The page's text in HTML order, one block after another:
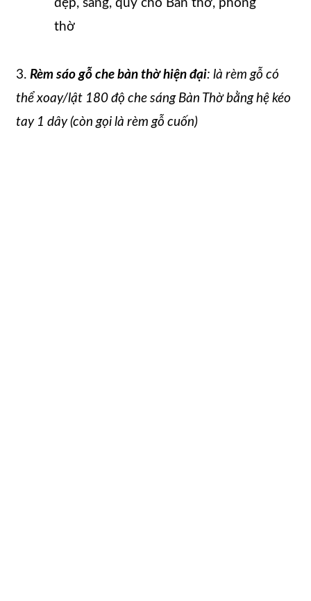
đẹp, sang, quý cho Bàn thờ, phòng
thờ
3. Rèm sáo gỗ che bàn thờ hiện đại: là rèm gỗ có
thể xoay/lật 180 độ che sáng Bàn Thờ bằng hệ kéo
tay 1 dây (còn gọi là rèm gỗ cuốn)